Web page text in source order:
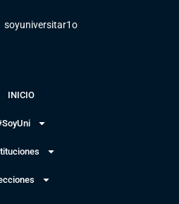
soyuniversitar1o
INICIO